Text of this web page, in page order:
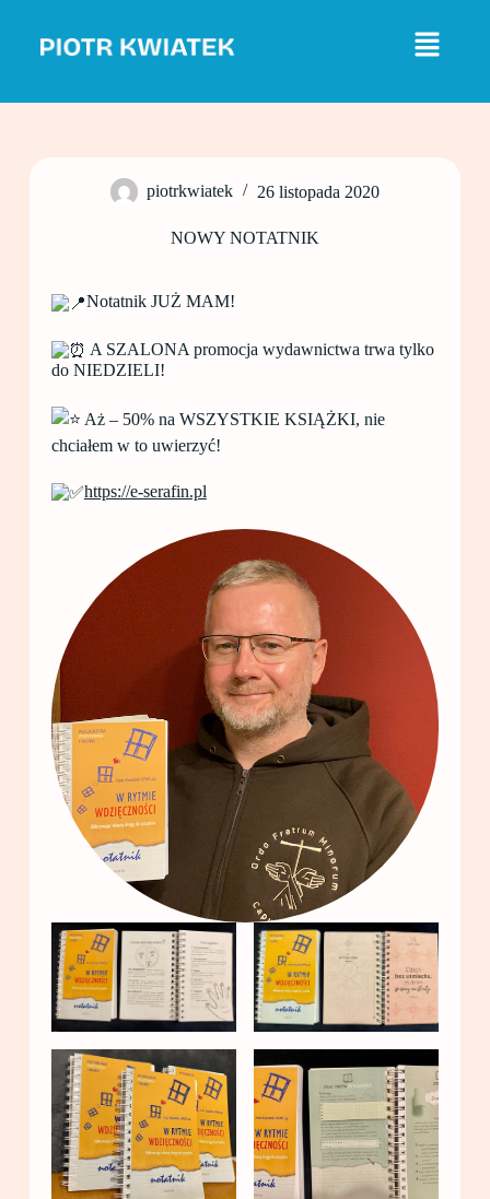
j
piotrkwiatek 26 listopada 2020
NOWY NOTATNIK
Notatnik JUŻ MAM!
A SZALONA promocja wydawnictwa trwa tylko
do NIEDZIELI!
Aż – 50% na WSZYSTKIE KSIĄŻKI, nie
chciałem w to uwierzyć!
https://e-serafin.pl